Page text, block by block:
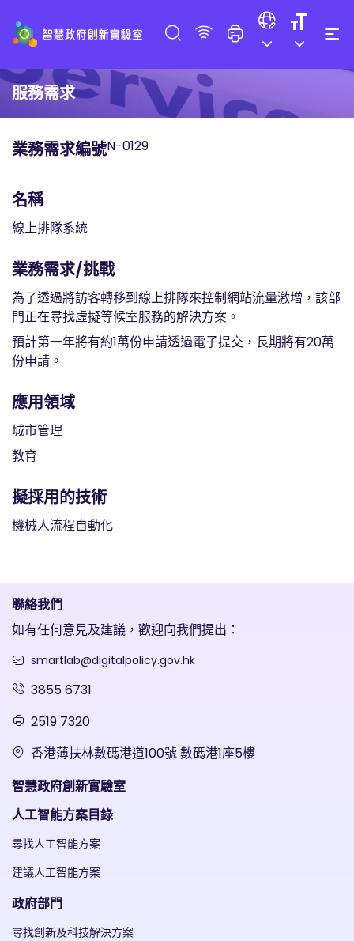
服務需求
業務需求編號N-0129
名稱
線上排隊系統
業務需求/挑戰
為了透過將訪客轉移到線上排隊來控制網站流量激增，該部
門正在尋找虛擬等候室服務的解決方案。
預計第一年將有約1萬份申請透過電子提交，長期將有20萬
份申請。
應用領域
城市管理
教育
擬採用的技術
機械人流程自動化
聯絡我們
如有任何意見及建議，歡迎向我們提出：
smartlab@digitalpolicy.gov.hk
3855 6731
2519 7320
香港薄扶林數碼港道100號 數碼港1座5樓
智慧政府創新實驗室
人工智能方案目錄
尋找人工智能方案
建議人工智能方案
政府部門
尋找創新及科技解決方案